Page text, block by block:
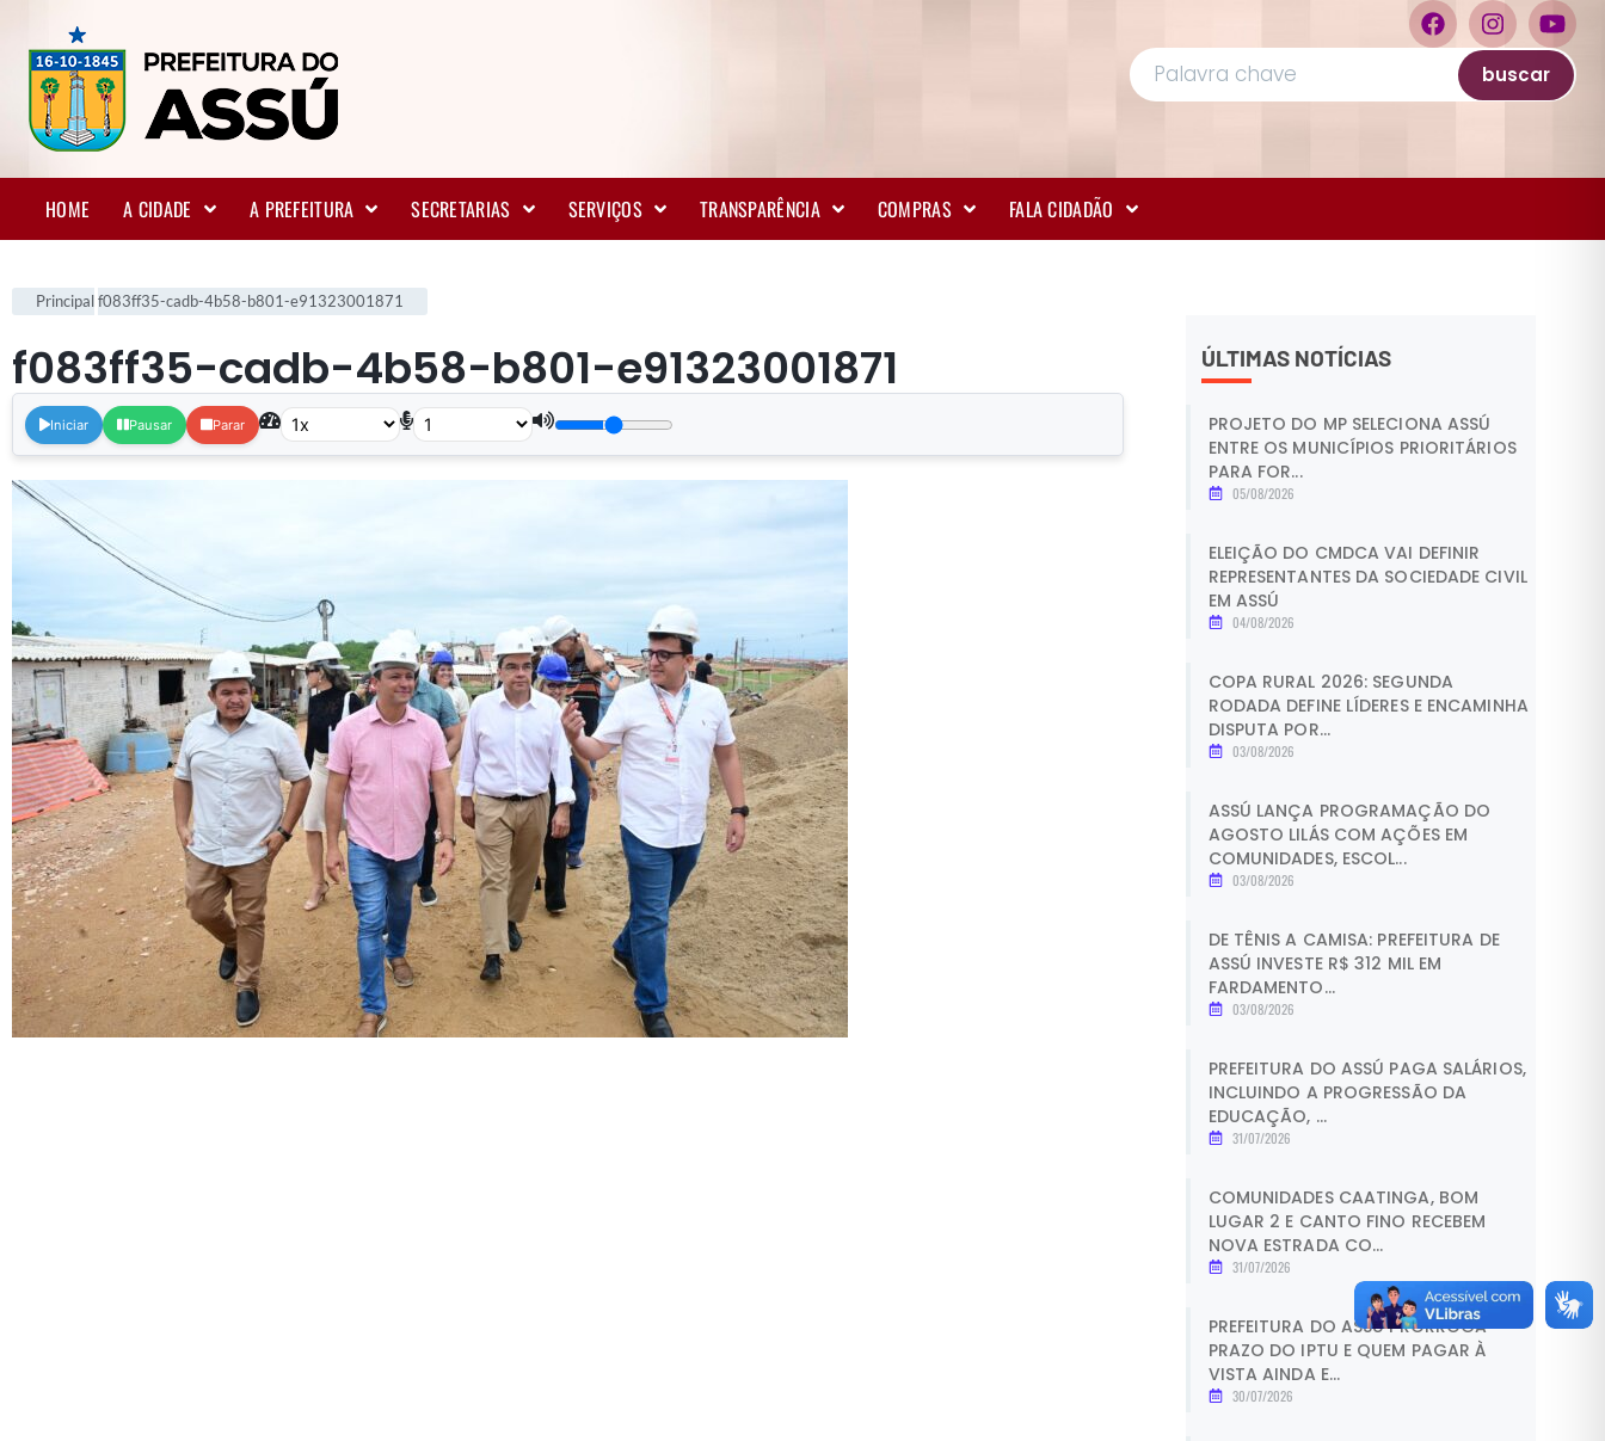
buscar
HOME A CIDADE A PREFEITURA SECRETARIAS SERVIÇOS TRANSPARÊNCIA COMPRAS FALA CIDADÃO
Principalf083ff35-cadb-4b58-b801-e91323001871
f083ff35-cadb-4b58-b801-e91323001871
Iniciar Pausar Parar
ÚLTIMAS NOTÍCIAS
PROJETO DO MP SELECIONA ASSÚ
ENTRE OS MUNICÍPIOS PRIORITÁRIOS
PARA FOR...
05/08/2026
ELEIÇÃO DO CMDCA VAI DEFINIR
REPRESENTANTES DA SOCIEDADE CIVIL
EM ASSÚ
04/08/2026
COPA RURAL 2026: SEGUNDA
RODADA DEFINE LÍDERES E ENCAMINHA
DISPUTA POR...
03/08/2026
ASSÚ LANÇA PROGRAMAÇÃO DO
AGOSTO LILÁS COM AÇÕES EM
COMUNIDADES, ESCOL...
03/08/2026
DE TÊNIS A CAMISA: PREFEITURA DE
ASSÚ INVESTE R$ 312 MIL EM
FARDAMENTO...
03/08/2026
PREFEITURA DO ASSÚ PAGA SALÁRIOS,
INCLUINDO A PROGRESSÃO DA
EDUCAÇÃO, ...
31/07/2026
COMUNIDADES CAATINGA, BOM
LUGAR 2 E CANTO FINO RECEBEM
NOVA ESTRADA CO...
31/07/2026
PREFEITURA DO ASSÚ PRORROGA
PRAZO DO IPTU E QUEM PAGAR À
VISTA AINDA E...
30/07/2026